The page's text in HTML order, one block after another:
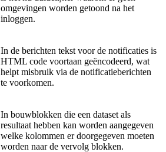
omgevingen worden getoond na het
inloggen.
In de berichten tekst voor de notificaties is
HTML code voortaan geëncodeerd, wat
helpt misbruik via de notificatieberichten
te voorkomen.
In bouwblokken die een dataset als
resultaat hebben kan worden aangegeven
welke kolommen er doorgegeven moeten
worden naar de vervolg blokken.